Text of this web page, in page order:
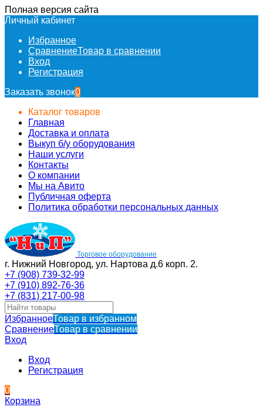
Полная версия сайта
Личный кабинет
Избранное
СравнениеТовар в сравнении
Вход
Регистрация
Заказать звонок0
Каталог товаров
Главная
Доставка и оплата
Выкуп б/у оборудования
Наши услуги
Контакты
О компании
Мы на Авито
Публичная оферта
Политика обработки персональных данных
Торговое оборудование
г. Нижний Новгород, ул. Нартова д.6 корп. 2.
+7 (908) 739-32-99
+7 (910) 892-76-36
+7 (831) 217-00-98
ИзбранноеТовар в избранном
СравнениеТовар в сравнении
Вход
Вход
Регистрация
0
Корзина